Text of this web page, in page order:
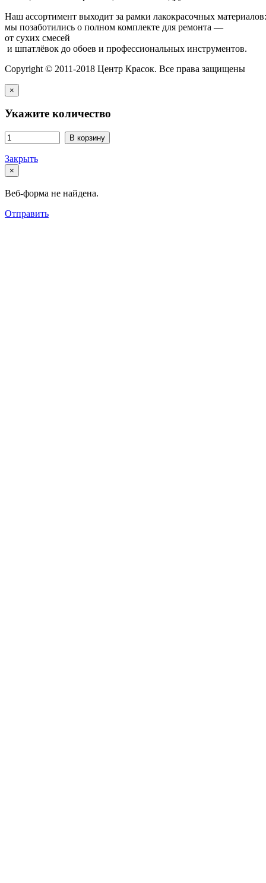
Наш ассортимент выходит за рамки лакокрасочных
мы позаботились о полном комплекте для ремонта —
от сухих смесей
и шпатлёвок до обоев и профессиональных инструментов.
Copyright © 2011-2018 Центр Красок. Все права защищены
×
Укажите количество
В корзину
Закрыть
×
Веб-форма не найдена.
Отправить